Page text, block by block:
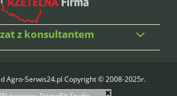
z konsultantem
Agro-Serwis24.pl Copyright © 2008-2025r.